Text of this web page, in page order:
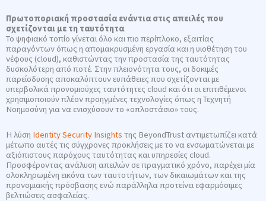
Πρωτοποριακή προστασία ενάντια στις απειλές που
σχετίζονται με τη ταυτότητα
Το ψηφιακό τοπίο γίνεται όλο και πιο περίπλοκο, εξαιτίας
παραγόντων όπως η απομακρυσμένη εργασία και η υιοθέτηση του
νέφους (cloud), καθιστώντας την προστασία της ταυτότητας
δυσκολότερη από ποτέ. Στην πλειονότητα τους, οι δοκιμές
παρείσδυσης αποκαλύπτουν ευπάθειες που σχετίζονται με
υπερβολικά προνομιούχες ταυτότητες cloud και ότι οι επιτιθέμενοι
χρησιμοποιούν πλέον προηγμένες τεχνολογίες όπως η Τεχνητή
Νοημοσύνη για να ενισχύσουν το «οπλοστάσιο» τους.
Η λύση Identity Security Insights της BeyondTrust αντιμετωπίζει κατά
μέτωπο αυτές τις σύγχρονες προκλήσεις με το να ενσωματώνεται με
αξιόπιστους παρόχους ταυτότητας και υπηρεσίες cloud.
Προσφέροντας ανάλυση απειλών σε πραγματικό χρόνο, παρέχει μία
ολοκληρωμένη εικόνα των ταυτοτήτων, των δικαιωμάτων και της
προνομιακής πρόσβασης ενώ παράλληλα προτείνει εφαρμόσιμες
βελτιώσεις ασφαλείας.